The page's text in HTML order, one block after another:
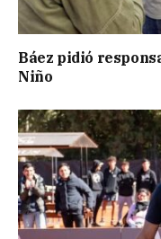
Báez pidió
Niño